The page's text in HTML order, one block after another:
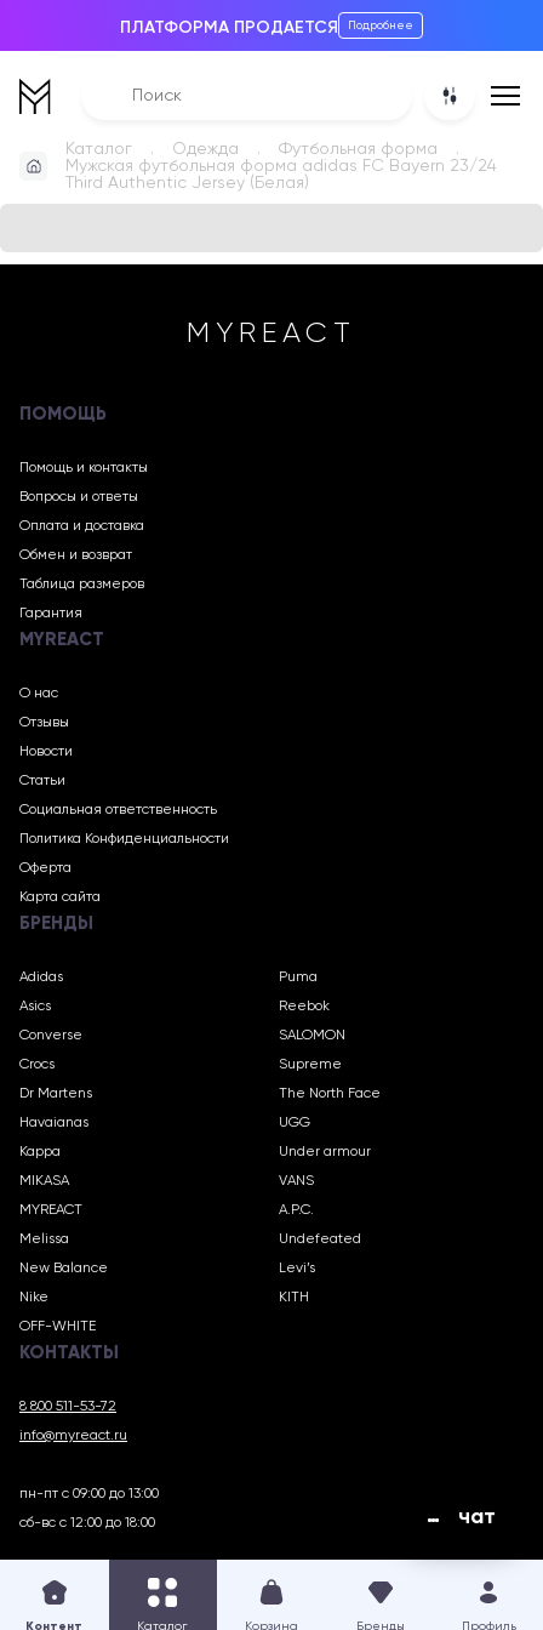
ПЛАТФОРМА ПРОДАЕТСЯ Подробнее
Каталог Одежда
Футбольная форма
Мужская футбольная форма adidas FC Bayern 23/24
Third Authentic Jersey (Белая)
MYREACT
ПОМОЩЬ
Помощь и контакты
Вопросы и ответы
Оплата и доставка
Обмен и возврат
Таблица размеров
Гарантия
MYREACT
О нас
Отзывы
Новости
Статьи
Социальная ответственность
Политика Конфиденциальности
Оферта
Карта сайта
БРЕНДЫ
Adidas
Asics
Converse
Crocs
Dr Martens
Havaianas
Kappa
MIKASA
MYREACT
Melissa
New Balance
Nike
OFF-WHITE
Puma
Reebok
SALOMON
Supreme
The North Face
UGG
Under armour
VANS
A.P.C.
Undefeated
Levi’s
KITH
КОНТАКТЫ
8 800 511-53-72
info@myreact.ru
пн-пт с 09:00 до 13:00
сб-вс с 12:00 до 18:00
Контент Каталог Корзина Бренды Профиль
чат